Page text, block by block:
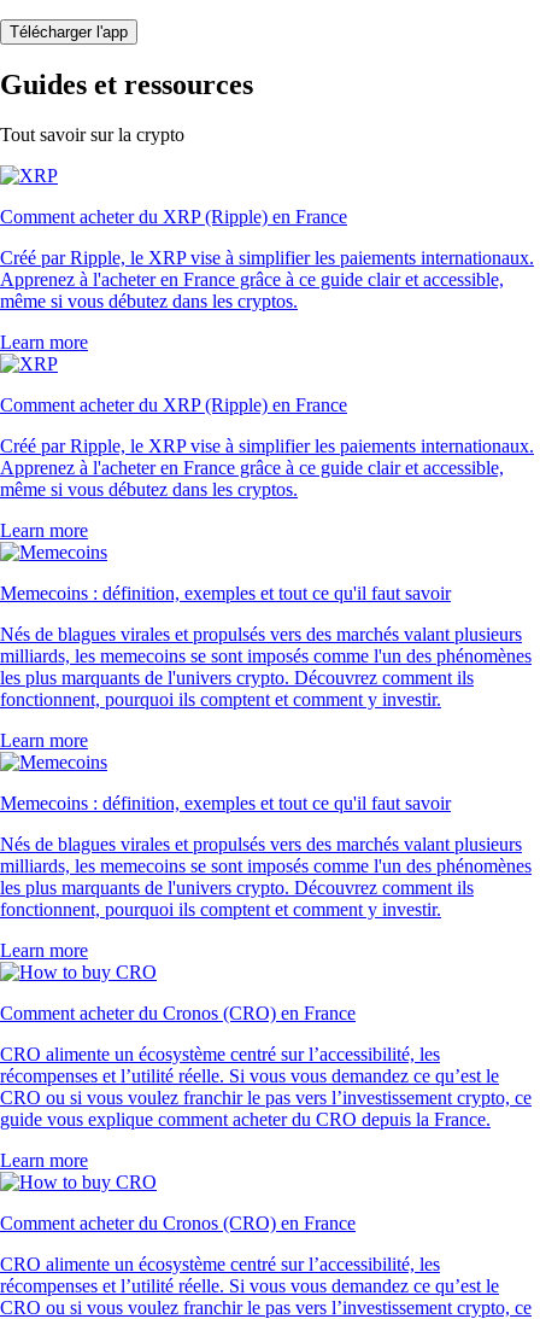
Télécharger l'app
Guides et ressources
Tout savoir sur la crypto
Comment acheter du XRP (Ripple) en France
Créé par Ripple, le XRP vise à simplifier les paiements internationaux.
Apprenez à l'acheter en France grâce à ce guide clair et accessible,
même si vous débutez dans les cryptos.
Learn more
Comment acheter du XRP (Ripple) en France
Créé par Ripple, le XRP vise à simplifier les paiements internationaux.
Apprenez à l'acheter en France grâce à ce guide clair et accessible,
même si vous débutez dans les cryptos.
Learn more
Memecoins : définition, exemples et tout ce qu'il faut savoir
Nés de blagues virales et propulsés vers des marchés valant plusieurs
milliards, les memecoins se sont imposés comme l'un des phénomènes
les plus marquants de l'univers crypto. Découvrez comment ils
fonctionnent, pourquoi ils comptent et comment y investir.
Learn more
Memecoins : définition, exemples et tout ce qu'il faut savoir
Nés de blagues virales et propulsés vers des marchés valant plusieurs
milliards, les memecoins se sont imposés comme l'un des phénomènes
les plus marquants de l'univers crypto. Découvrez comment ils
fonctionnent, pourquoi ils comptent et comment y investir.
Learn more
Comment acheter du Cronos (CRO) en France
CRO alimente un écosystème centré sur l’accessibilité, les
récompenses et l’utilité réelle. Si vous vous demandez ce qu’est le
CRO ou si vous voulez franchir le pas vers l’investissement crypto, ce
guide vous explique comment acheter du CRO depuis la France.
Learn more
Comment acheter du Cronos (CRO) en France
CRO alimente un écosystème centré sur l’accessibilité, les
récompenses et l’utilité réelle. Si vous vous demandez ce qu’est le
CRO ou si vous voulez franchir le pas vers l’investissement crypto, ce